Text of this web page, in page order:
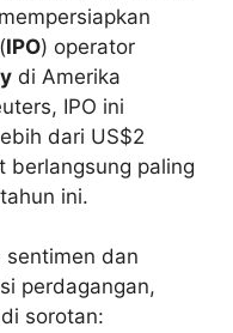
IPO) operator
di Amerika
IPO ini
dari US$2
berlangsung paling
ini.
sentimen dan
perdagangan,
sorotan: